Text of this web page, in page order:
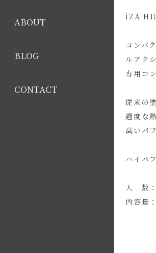
ABOUT
BLOG
CONTACT
iZA H1
コンパ
ルアク
専用コ
従来の
適度な
高いパ
ハイパ
入 数
内容量